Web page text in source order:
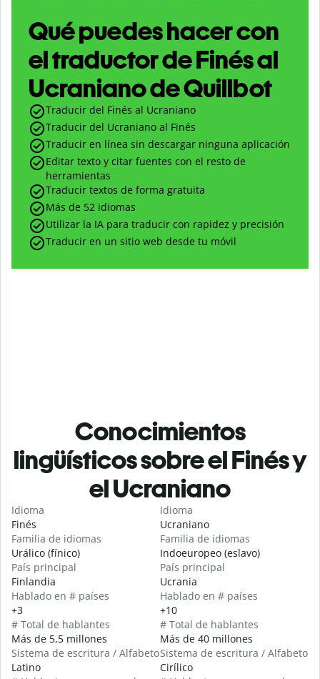
Qué puedes hacer con
el traductor de Finés al
Ucraniano de Quillbot
Traducir del Finés al Ucraniano
Traducir del Ucraniano al Finés
Traducir en línea sin descargar ninguna aplicación
Editar texto y citar fuentes con el resto de
herramientas
Traducir textos de forma gratuita
Más de 52 idiomas
Utilizar la IA para traducir con rapidez y precisión
Traducir en un sitio web desde tu móvil
Conocimientos
lingüísticos sobre el Finés y
el Ucraniano
Idioma
Finés
Familia de idiomas
Urálico (fínico)
País principal
Finlandia
Hablado en # países
+3
# Total de hablantes
Más de 5,5 millones
Sistema de escritura / Alfabeto
Latino
Idioma
Ucraniano
Familia de idiomas
Indoeuropeo (eslavo)
País principal
Ucrania
Hablado en # países
+10
# Total de hablantes
Más de 40 millones
Sistema de escritura / Alfabeto
Cirílico